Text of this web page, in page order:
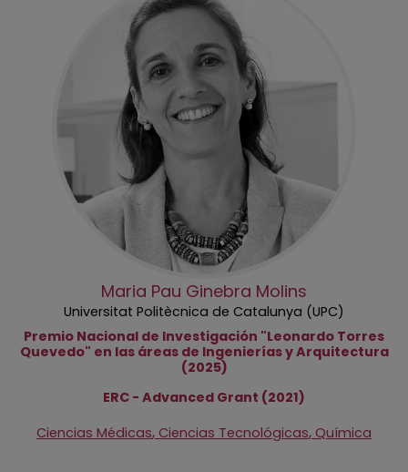
Maria Pau Ginebra Molins
Universitat Politècnica de Catalunya (UPC)
Premio Nacional de Investigación "Leonardo Torres
Quevedo" en las áreas de Ingenierías y Arquitectura
(2025)
ERC - Advanced Grant (2021)
Ciencias Médicas, Ciencias Tecnológicas, Química